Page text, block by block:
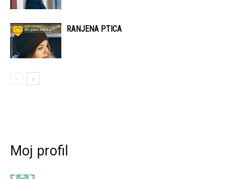
RANJENA PTICA
Moj profil